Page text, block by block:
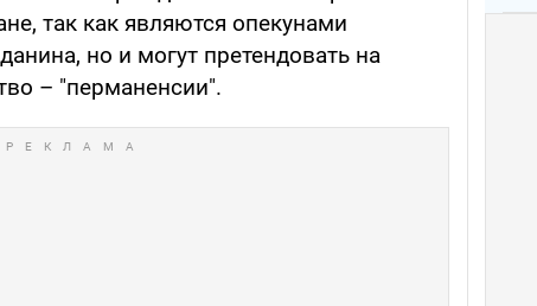
так как являются опекунами
но и могут претендовать на
– "перманенсии".